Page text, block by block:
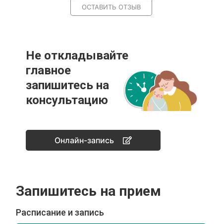
ОСТАВИТЬ ОТЗЫВ
Не откладывайте
главное
запишитесь на
консультацию
Онлайн-запись
Запишитесь на прием
Расписание и запись